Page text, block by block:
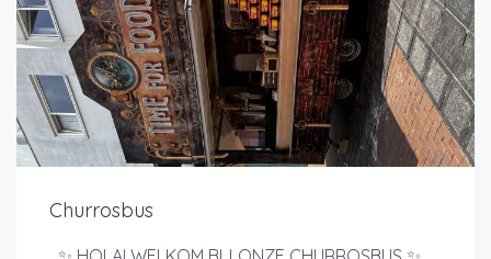
Churrosbus